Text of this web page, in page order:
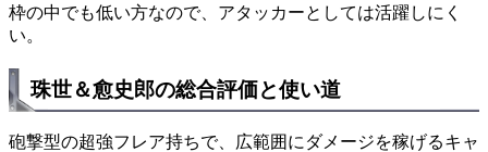
枠の中でも低い方なので、アタッカーとしては活躍しにく
い。
珠世＆愈史郎の総合評価と使い道
砲撃型の超強フレア持ちで、広範囲にダメージを稼げるキャ